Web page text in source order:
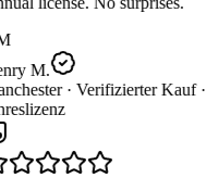
M.
· Verifizierter Kauf ·